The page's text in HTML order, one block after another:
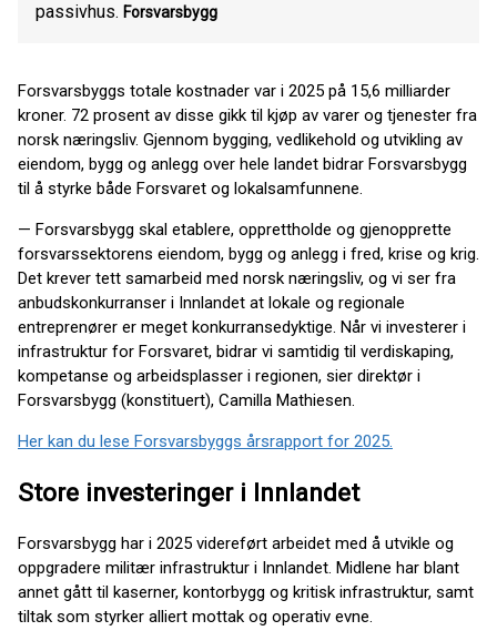
passivhus. Forsvarsbygg
Forsvarsbyggs totale kostnader var i 2025 på 15,6 milliarder
kroner. 72 prosent av disse gikk til kjøp av varer og tjenester fra
norsk næringsliv. Gjennom bygging, vedlikehold og utvikling av
eiendom, bygg og anlegg over hele landet bidrar Forsvarsbygg
til å styrke både Forsvaret og lokalsamfunnene.
— Forsvarsbygg skal etablere, opprettholde og gjenopprette
forsvarssektorens eiendom, bygg og anlegg i fred, krise og krig.
Det krever tett samarbeid med norsk næringsliv, og vi ser fra
anbudskonkurranser i Innlandet at lokale og regionale
entreprenører er meget konkurransedyktige. Når vi investerer i
infrastruktur for Forsvaret, bidrar vi samtidig til verdiskaping,
kompetanse og arbeidsplasser i regionen, sier direktør i
Forsvarsbygg (konstituert), Camilla Mathiesen.
Her kan du lese Forsvarsbyggs årsrapport for 2025.
Store investeringer i Innlandet
Forsvarsbygg har i 2025 videreført arbeidet med å utvikle og
oppgradere militær infrastruktur i Innlandet. Midlene har blant
annet gått til kaserner, kontorbygg og kritisk infrastruktur, samt
tiltak som styrker alliert mottak og operativ evne.